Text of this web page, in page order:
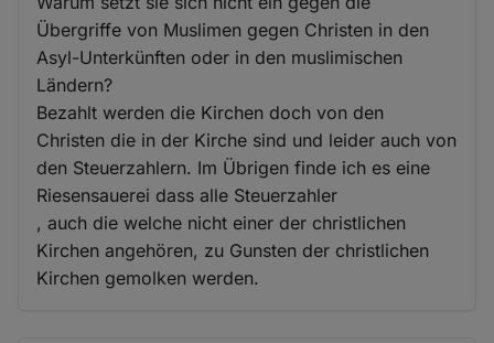
Übergriffe von Muslimen gegen Christen in den
Asyl-Unterkünften oder in den muslimischen
Ländern?
Bezahlt werden die Kirchen doch von den
Christen die in der Kirche sind und leider auch von
den Steuerzahlern. Im Übrigen finde ich es eine
Riesensauerei dass alle Steuerzahler
, auch die welche nicht einer der christlichen
Kirchen angehören, zu Gunsten der christlichen
Kirchen gemolken werden.